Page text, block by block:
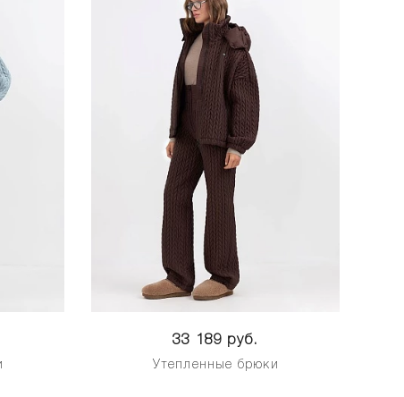
33 189 руб.
Утепленные брюки